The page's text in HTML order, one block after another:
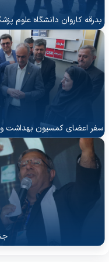
بدرقه کاروان دانشگاه علوم
سفر اعضای کمسیون بهداشت